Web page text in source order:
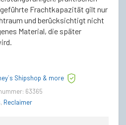
Frachtkapazität gilt nur
und berücksichtigt nicht
Material, die später
Shipshop & more
63365
, Reclaimer